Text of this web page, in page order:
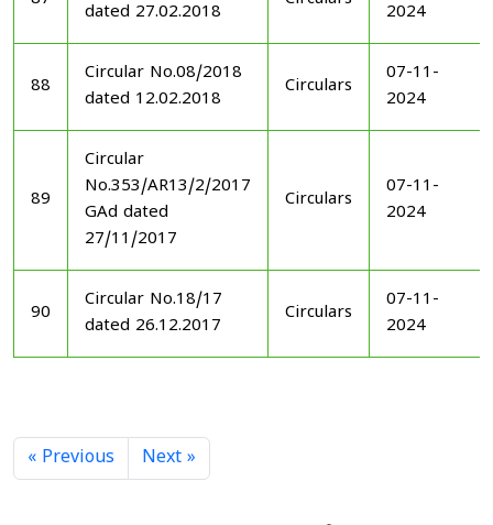
dated 27.02.2018
2024
88
Circular No.08/2018
dated 12.02.2018
Circulars
07-11-
2024
89
Circular
No.353/AR13/2/2017
GAd dated
27/11/2017
Circulars
07-11-
2024
90
Circular No.18/17
dated 26.12.2017
Circulars
07-11-
2024
« Previous Next »